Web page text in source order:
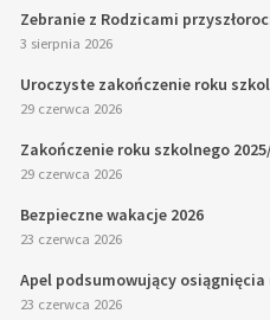
Zebranie z Rodzicami
3 sierpnia 2026
Uroczyste zakończenie roku
29 czerwca 2026
Zakończenie roku szkolnego
29 czerwca 2026
Bezpieczne wakacje 2026
23 czerwca 2026
Apel podsumowujący
23 czerwca 2026